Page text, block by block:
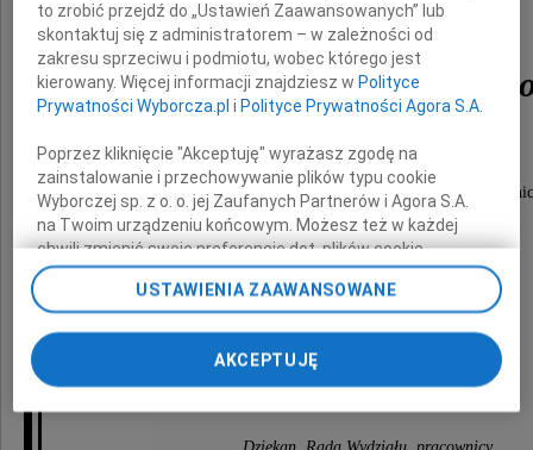
kpt. rez. dr. inż.
Mariusza
wieloletniego nauczyciela akademickiego
Wydziału Mechatroniki Wojskowej Akademii
Rodzinie
składamy wyrazy głębokiego współczucia
to zrobić przejdź do „Ustawień Zaawansowanych” lub
skontaktuj się z administratorem – w zależności od
zakresu sprzeciwu i podmiotu, wobec którego jest
kierowany. Więcej informacji znajdziesz w Polityce
Prywatności Wyborcza.pl i Polityce Prywatności Agora S.A.
Poprzez kliknięcie "Akceptuję" wyrażasz zgodę na
zainstalowanie i przechowywanie plików typu cookie
Wyborczej sp. z o. o. jej Zaufanych Partnerów i Agora S.A.
na Twoim urządzeniu końcowym. Możesz też w każdej
chwili zmienić swoje preferencje dot. plików cookie,
ponownie wywołując narzędzie do zarządzania Twoimi
preferencjami dot. przetwarzania danych poprzez
odnośnik „Ustawienia prywatności” w stopce serwisu i
przechodząc do sekcji „Ustawienia zaawansowane”.
Zmiana ustawień plików cookie możliwa jest także za
pomocą ustawień przeglądarki.
My, nasi Zaufani Partnerzy i Agora S.A. możemy
USTAWIENIA ZAAWANSOWANE
AKCEPTUJĘ